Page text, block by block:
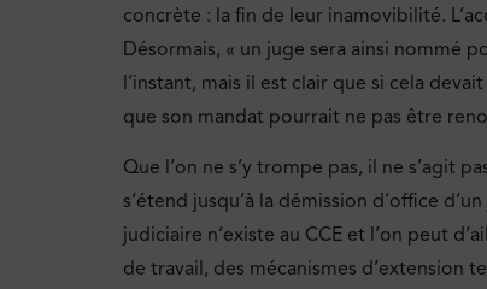
concrète : la fin de leur inamovibilité.
Désormais, « un juge sera ainsi nommé
l’instant, mais il est clair que si cela
que son mandat pourrait ne pas être
Que l’on ne s’y trompe pas, il ne s’agit
s’étend jusqu’à la démission d’office
judiciaire n’existe au CCE et l’on peut
de travail, des mécanismes d’extension